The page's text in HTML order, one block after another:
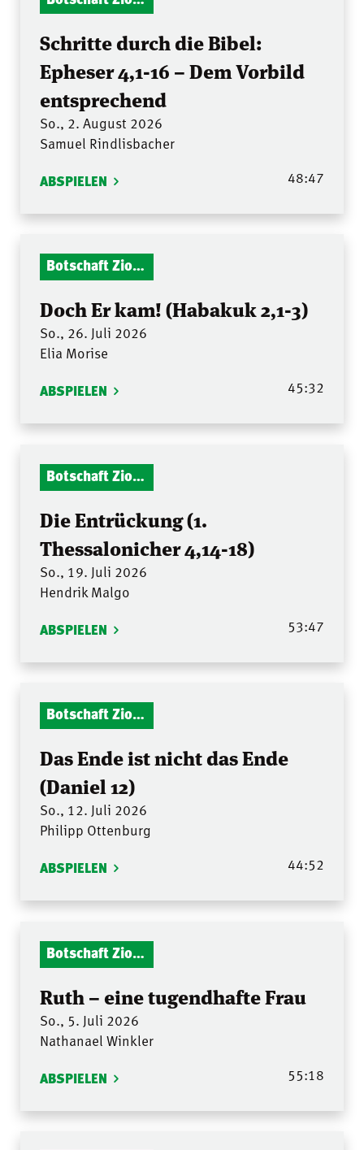
Schritte durch die Bibel:
Epheser 4,1-16 – Dem Vorbild
entsprechend
So., 2. August 2026
Samuel Rindlisbacher
ABSPIELEN 48:47
Botschaft Zionshalle
Doch Er kam! (Habakuk 2,1-3)
So., 26. Juli 2026
Elia Morise
ABSPIELEN 45:32
Botschaft Zionshalle
Die Entrückung (1.
Thessalonicher 4,14-18)
So., 19. Juli 2026
Hendrik Malgo
ABSPIELEN 53:47
Botschaft Zionshalle
Das Ende ist nicht das Ende
(Daniel 12)
So., 12. Juli 2026
Philipp Ottenburg
ABSPIELEN 44:52
Botschaft Zionshalle
Ruth – eine tugendhafte Frau
So., 5. Juli 2026
Nathanael Winkler
ABSPIELEN 55:18